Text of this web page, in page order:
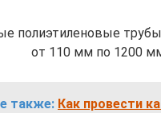
полиэтиленовые
от 110 мм по 1200
также: Как провести